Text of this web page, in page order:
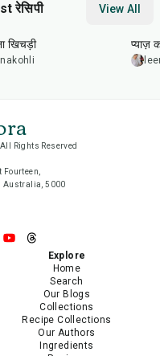
रेसिपी View All
min
खिचड़ी प्याज़
Rights Reserved
Australia, 5000
Explore
Home
Search
Our Blogs
Collections
Recipe Collections
Our Authors
Ingredients